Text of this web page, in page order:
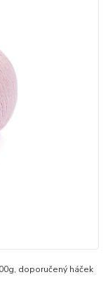
doporučený háček